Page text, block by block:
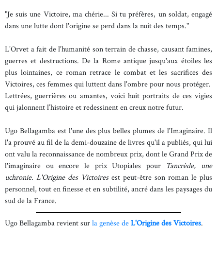
"Je suis une Victoire, ma chérie... Si tu préfères, un soldat, engagé
dans une lutte dont l'origine se perd dans la nuit des temps."
L'Orvet a fait de l'humanité son terrain de chasse, causant famines,
guerres et destructions. De la Rome antique jusqu'aux étoiles les
plus lointaines, ce roman retrace le combat et les sacrifices des
Victoires, ces femmes qui luttent dans l'ombre pour nous protéger.
Lettrées, guerrières ou amantes, voici huit portraits de ces vigies
qui jalonnent l’histoire et redessinent en creux notre futur.
Ugo Bellagamba est l'une des plus belles plumes de l'Imaginaire. Il
l'a prouvé au fil de la demi-douzaine de livres qu'il a publiés, qui lui
ont valu la reconnaissance de nombreux prix, dont le Grand Prix de
l'imaginaire ou encore le prix Utopiales pour Tancrède, une
uchronie. L'Origine des Victoiresest peut-être son roman le plus
personnel, tout en finesse et en subtilité, ancré dans les paysages du
sud de la France.
Ugo Bellagamba revient surla genèse deL'Origine des Victoires.